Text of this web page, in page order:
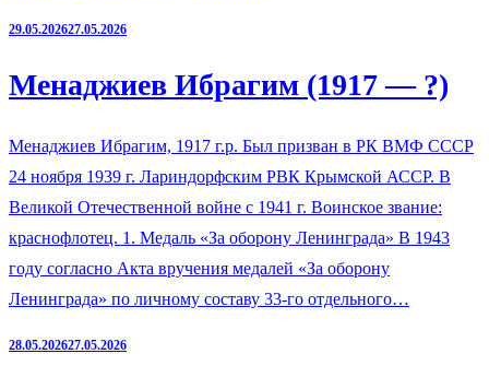
29.05.202627.05.2026
Менаджиев Ибрагим (1917 — ?)
Менаджиев Ибрагим, 1917 г.р. Был призван в РК ВМФ СССР
24 ноября 1939 г. Лариндорфским РВК Крымской АССР. В
Великой Отечественной войне с 1941 г. Воинское звание:
краснофлотец. 1. Медаль «За оборону Ленинграда» В 1943
году согласно Акта вручения медалей «За оборону
Ленинграда» по личному составу 33-го отдельного…
28.05.202627.05.2026